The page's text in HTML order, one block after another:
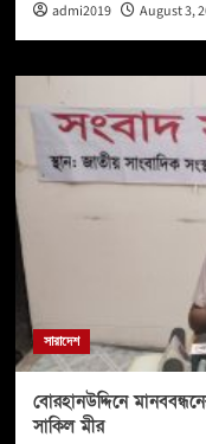
admi2019 August 3,
সারাদেশ
বোরহানউদ্দিনে
সাকিল মীর